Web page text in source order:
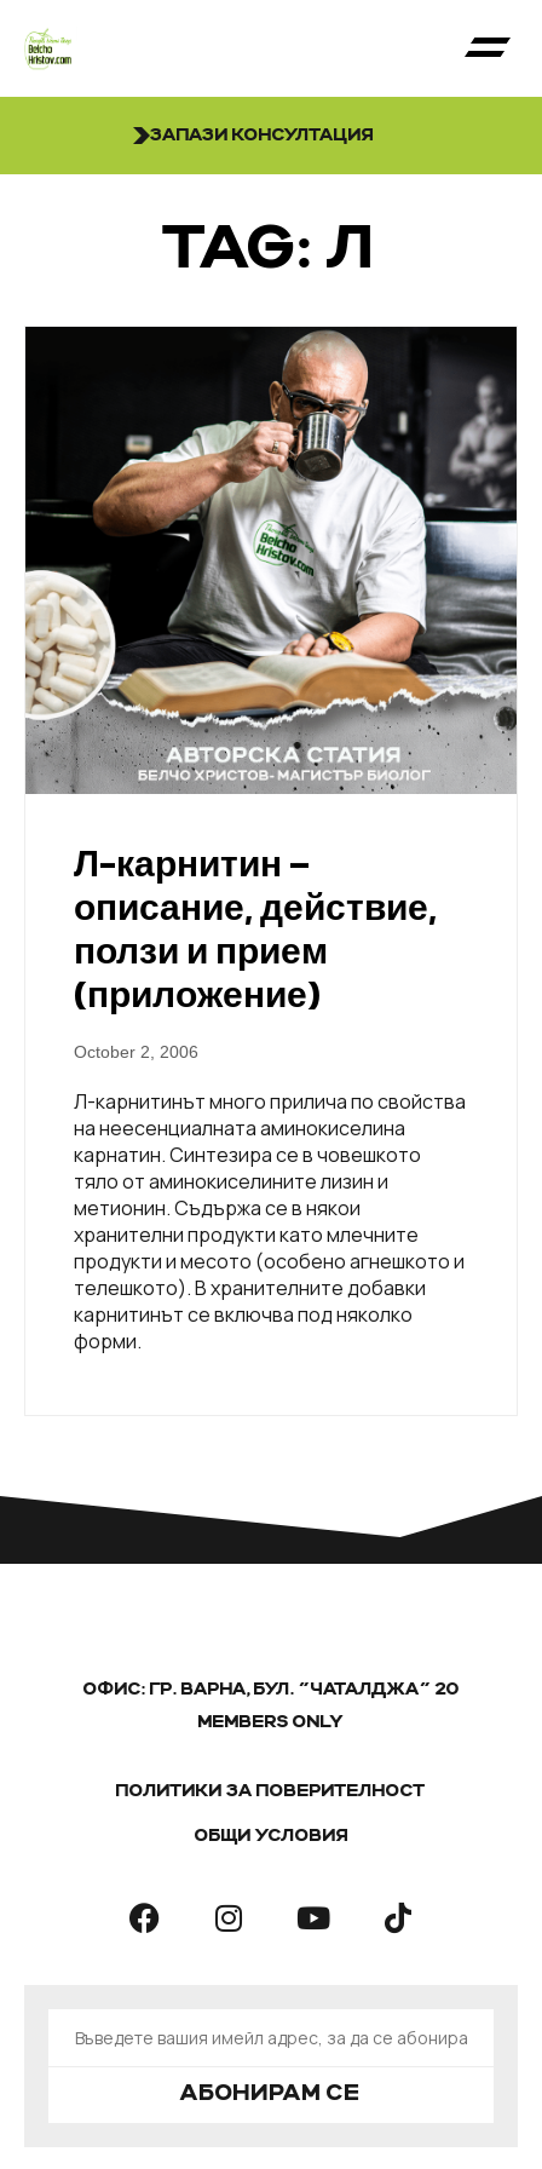
ЗАПАЗИ КОНСУЛТАЦИЯ
TAG: Л
Л-карнитин –
описание, действие,
ползи и прием
(приложение)
October 2, 2006
Л-карнитинът много прилича по свойства
на неесенциалната аминокиселина
карнатин. Синтезира се в човешкото
тяло от аминокиселините лизин и
метионин. Съдържа се в някои
хранителни продукти като млечните
продукти и месото (особено агнешкото и
телешкото). В хранителните добавки
карнитинът се включва под няколко
форми.
ОФИС: ГР. ВАРНА, БУЛ. "ЧАТАЛДЖА" 20
MEMBERS ONLY
ПОЛИТИКИ ЗА ПОВЕРИТЕЛНОСТ
ОБЩИ УСЛОВИЯ
АБОНИРАМ СЕ